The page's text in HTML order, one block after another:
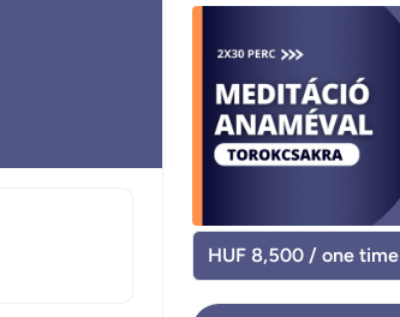
HUF 8,500 / one time